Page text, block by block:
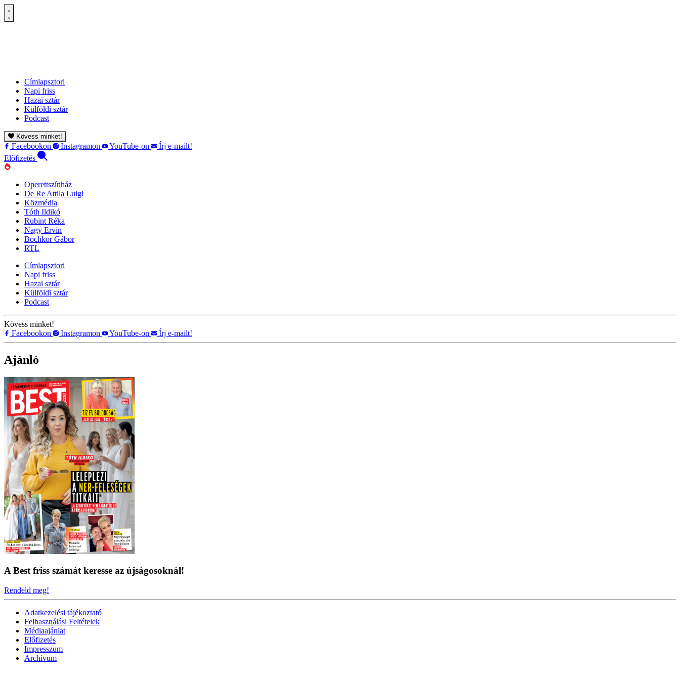
Címlapsztori
Napi friss
Hazai sztár
Külföldi sztár
Podcast
Kövess minket!
Facebookon Instagramon YouTube-on
Írj e-mailt!
Előfizetés
Operettszínház
De Re Attila Luigi
Közmédia
Tóth Ildikó
Rubint Réka
Nagy Ervin
Bochkor Gábor
RTL
Címlapsztori
Napi friss
Hazai sztár
Külföldi sztár
Podcast
Kövess minket!
Facebookon
Instagramon YouTube-on Írj e-mailt!
Ajánló
A Best friss számát keresse az újságosoknál!
Rendeld meg!
Adatkezelési tájékoztató
Felhasználási Feltételek
Médiaajánlat
Előfizetés
Impresszum
Archívum